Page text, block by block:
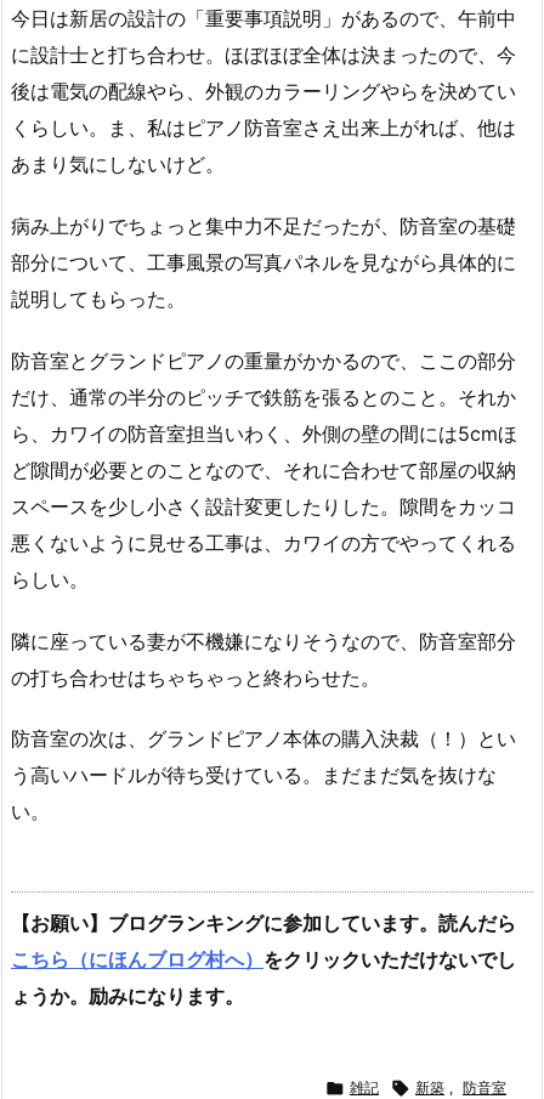
今日は新居の設計の「重要事項説明」があるので、午前中
に設計士と打ち合わせ。ほぼほぼ全体は決まったので、今
後は電気の配線やら、外観のカラーリングやらを決めてい
くらしい。ま、私はピアノ防音室さえ出来上がれば、他は
あまり気にしないけど。
病み上がりでちょっと集中力不足だったが、防音室の基礎
部分について、工事風景の写真パネルを見ながら具体的に
説明してもらった。
防音室とグランドピアノの重量がかかるので、ここの部分
だけ、通常の半分のピッチで鉄筋を張るとのこと。それか
ら、カワイの防音室担当いわく、外側の壁の間には5cmほ
ど隙間が必要とのことなので、それに合わせて部屋の収納
スペースを少し小さく設計変更したりした。隙間をカッコ
悪くないように見せる工事は、カワイの方でやってくれる
らしい。
隣に座っている妻が不機嫌になりそうなので、防音室部分
の打ち合わせはちゃちゃっと終わらせた。
防音室の次は、グランドピアノ本体の購入決裁（！）とい
う高いハードルが待ち受けている。まだまだ気を抜けな
い。
【お願い】ブログランキングに参加しています。読んだら
こちら（にほんブログ村へ） をクリックいただけないでし
ょうか。励みになります。
 雑記  新築 , 防音室